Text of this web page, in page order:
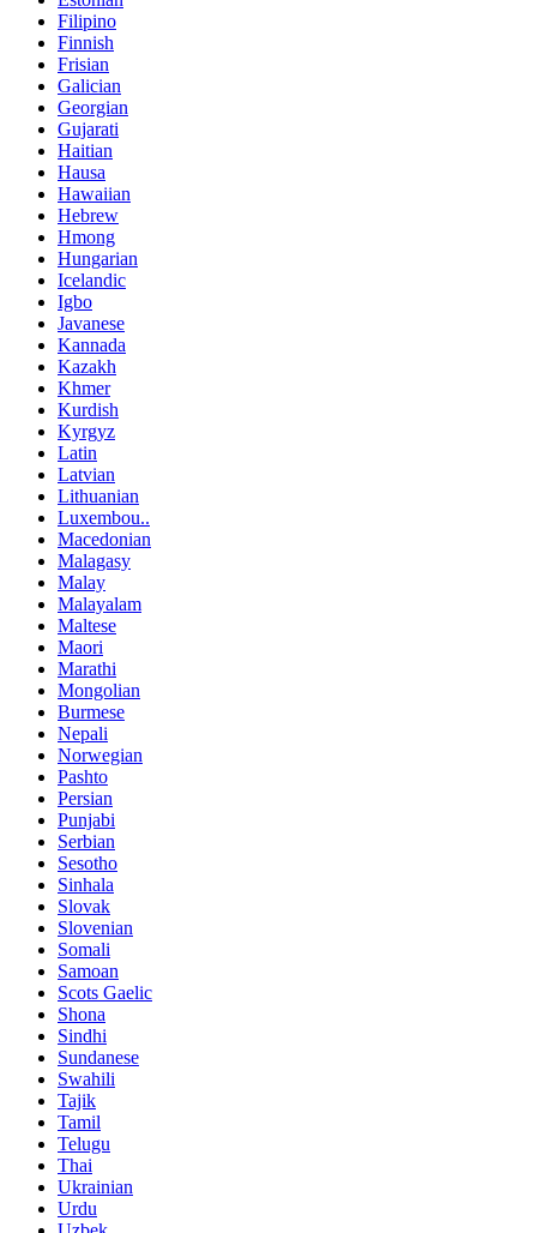
Filipino
Finnish
Frisian
Galician
Georgian
Gujarati
Haitian
Hausa
Hawaiian
Hebrew
Hmong
Hungarian
Icelandic
Igbo
Javanese
Kannada
Kazakh
Khmer
Kurdish
Kyrgyz
Latin
Latvian
Lithuanian
Luxembou..
Macedonian
Malagasy
Malay
Malayalam
Maltese
Maori
Marathi
Mongolian
Burmese
Nepali
Norwegian
Pashto
Persian
Punjabi
Serbian
Sesotho
Sinhala
Slovak
Slovenian
Somali
Samoan
Scots Gaelic
Shona
Sindhi
Sundanese
Swahili
Tajik
Tamil
Telugu
Thai
Ukrainian
Urdu